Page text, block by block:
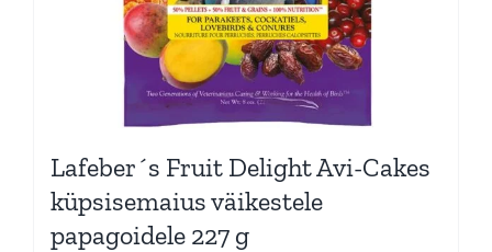
Lafeber´s Fruit Delight Avi-Cakes
küpsisemaius väikestele
papagoidele 227 g